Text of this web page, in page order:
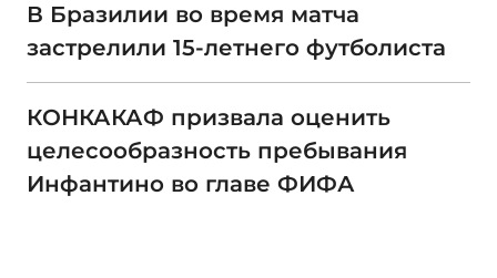
В Бразилии во время матча
застрелили 15-летнего футболиста
КОНКАКАФ призвала оценить
целесообразность пребывания
Инфантино во главе ФИФА